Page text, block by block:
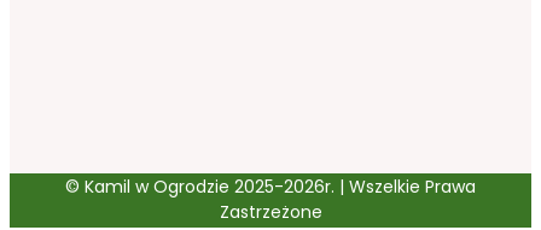
© Kamil w Ogrodzie 2025-2026r. | Wszelkie Prawa
Zastrzeżone